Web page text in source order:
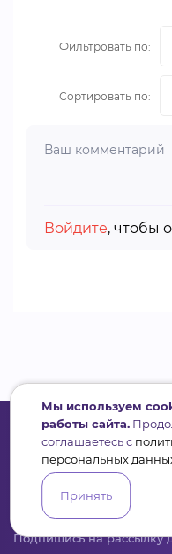
Фильтровать по:
Сортировать по:
Войдите, чтобы
Сервис для
и социальных
Подпишись на рассылку
Мы используем
работы сайта.
соглашаетесь с
персональных
Принять